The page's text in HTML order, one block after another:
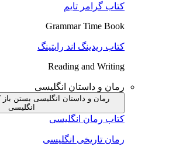
کتاب گرامر تایم
Grammar Time Book
کتاب ریدینگ اند رایتینگ
Reading and Writing
رمان و داستان انگلیسی
رمان و داستان انگلیسی بستن
انگلیسی
کتاب رمان انگلیسی
رمان تاریخی انگلیسی